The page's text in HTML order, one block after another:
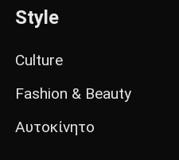
Style
Culture
Fashion & Beauty
Αυτοκίνητο